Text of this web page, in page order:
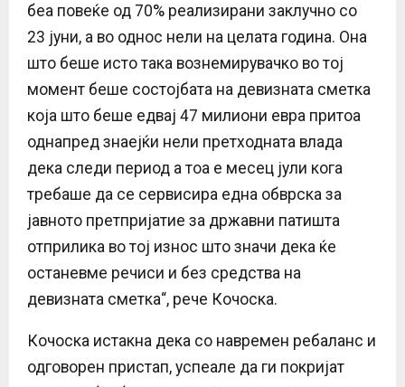
беа повеќе од 70% реализирани заклучно со
23 јуни, а во однос нели на целата година. Она
што беше исто така вознемирувачко во тој
момент беше состојбата на девизната сметка
која што беше едвај 47 милиони евра притоа
однапред знаејќи нели претходната влада
дека следи период а тоа е месец јули кога
требаше да се сервисира една обврска за
јавното претпријатие за државни патишта
отприлика во тој износ што значи дека ќе
останевме речиси и без средства на
девизната смeтка“, рече Кочоска.
Кочоска истакна дека со навремен ребаланс и
одговорен пристап, успеале да ги покријат